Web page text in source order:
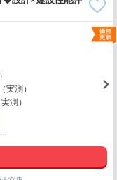
実測）
測）